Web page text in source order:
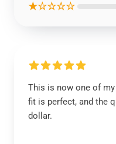
★☆☆☆☆
This is now one of
fit is perfect, and the
dollar.